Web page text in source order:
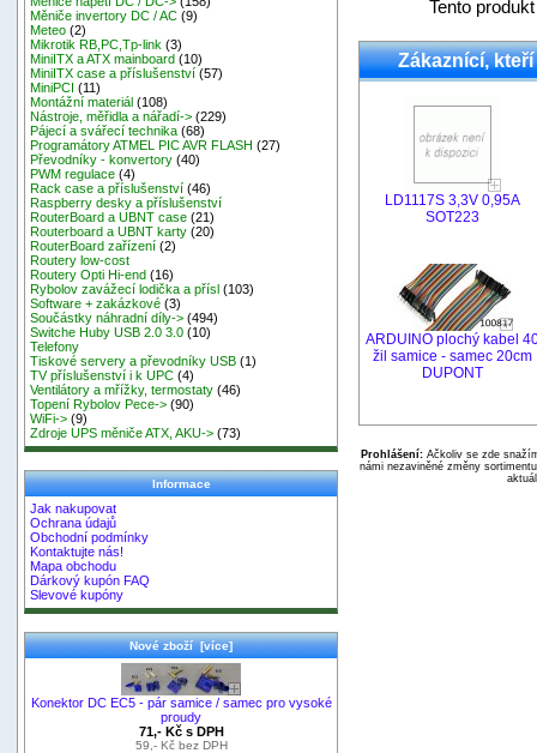
Měniče invertory DC / AC (9)
Meteo (2)
Mikrotik RB,PC,Tp-link (3)
MiniITX a ATX mainboard (10)
MiniITX case a příslušenství (57)
MiniPCI (11)
Montážní materiál (108)
Nástroje, měřidla a nářadí-> (229)
Pájecí a svářecí technika (68)
Programátory ATMEL PIC AVR FLASH (27)
Převodníky - konvertory (40)
PWM regulace (4)
Rack case a příslušenství (46)
Raspberry desky a příslušenství
RouterBoard a UBNT case (21)
Routerboard a UBNT karty (20)
RouterBoard zařízení (2)
Routery low-cost
Routery Opti Hi-end (16)
Rybolov zavážecí lodička a přísl (103)
Software + zakázkové (3)
Součástky náhradní díly-> (494)
Switche Huby USB 2.0 3.0 (10)
Telefony
Tiskové servery a převodníky USB (1)
TV příslušenství i k UPC (4)
Ventilátory a mřížky, termostaty (46)
Topení Rybolov Pece-> (90)
WiFi-> (9)
Zdroje UPS měniče ATX, AKU-> (73)
Informace
Jak nakupovat
Ochrana údajů
Obchodní podmínky
Kontaktujte nás!
Mapa obchodu
Dárkový kupón FAQ
Slevové kupóny
Nové zboží [více]
Konektor DC EC5 - pár samice / samec pro vysoké
proudy
71,- Kč s DPH
59,- Kč bez DPH
Tento
Zákaznící,
LD1117S 3,3V 0,95A
SOT223
ARDUINO plochý kabel
žil samice - samec 20cm
DUPONT
Prohlášení: Ačkoliv se zde
námi nezaviněné změny